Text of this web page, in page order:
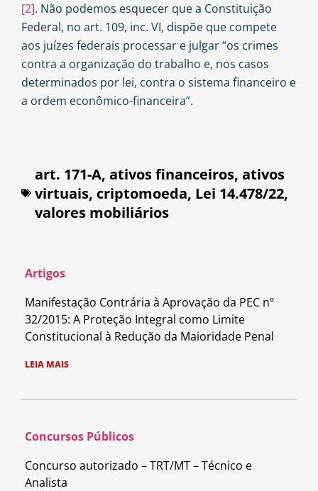
[2]. Não podemos esquecer que a Constituição
Federal, no art. 109, inc. VI, dispõe que compete
aos juízes federais processar e julgar “os crimes
contra a organização do trabalho e, nos casos
determinados por lei, contra o sistema financeiro e
a ordem econômico-financeira”.
art. 171-A, ativos financeiros, ativos
virtuais, criptomoeda, Lei 14.478/22,
valores mobiliários
Artigos
Manifestação Contrária à Aprovação da PEC nº
32/2015: A Proteção Integral como Limite
Constitucional à Redução da Maioridade Penal
LEIA MAIS
Concursos Públicos
Concurso autorizado – TRT/MT – Técnico e
Analista